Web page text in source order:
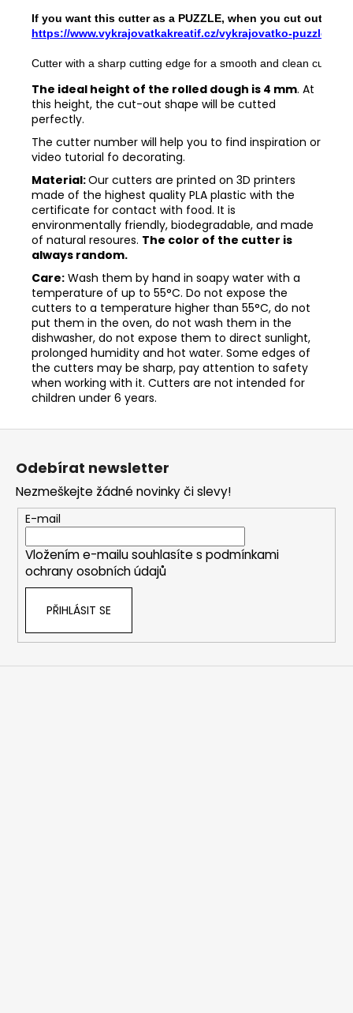
If you want this cutter as a PUZZLE, when you cut out 4
https://www.vykrajovatkakreatif.cz/vykrajovatko-puzzle-
Cutter with a sharp cutting edge for a smooth and clean cut.
The ideal height of the rolled dough is 4 mm. At
this height, the cut-out shape will be cutted
perfectly.
The cutter number will help you to find inspiration or
video tutorial fo decorating.
Material:Our cutters are printed on 3D printers
made of the highest quality PLA plastic with the
certificate for contact with food. It is
environmentally friendly, biodegradable, and made
of natural resoures. The color of the cutter is
always random.
Care: Wash them by hand in soapy water with a
temperature of up to 55°C. Do not expose the
cutters to a temperature higher than 55°C, do not
put them in the oven, do not wash them in the
dishwasher, do not expose them to direct sunlight,
prolonged humidity and hot water. Some edges of
the cutters may be sharp, pay attention to safety
when working with it. Cutters are not intended for
children under 6 years.
Z
Odebírat newsletter
Nezmeškejte žádné novinky či slevy!
E-mail
Vložením e-mailu souhlasíte s podmínkami
ochrany osobních údajů
PŘIHLÁSIT SE